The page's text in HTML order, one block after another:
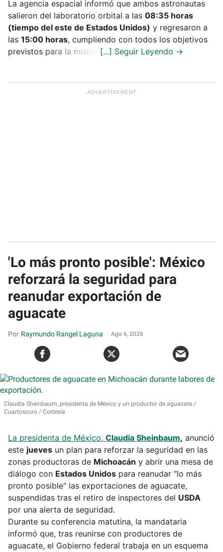
La agencia espacial informó que ambos astronautas
salieron del laboratorio orbital a las 08:35 horas
(tiempo del este de Estados Unidos) y regresaron a
las 15:00 horas, cumpliendo con todos los objetivos
previstos para la misión.
'Lo más pronto posible': México
reforzará la seguridad para
reanudar exportación de
aguacate
Raymundo Rangel Laguna Ago 6, 2026
Claudia Sheinbaum, presidenta de México y un productor de aguacate
Cuartoscuro / Cortesía
La presidenta de México, Claudia Sheinbaum, anunció
este jueves un plan para reforzar la seguridad en las
zonas productoras de Michoacán y abrir una mesa de
diálogo con Estados Unidos para reanudar "lo más
pronto posible" las exportaciones de aguacate,
suspendidas tras el retiro de inspectores del USDA
por una alerta de seguridad.
Durante su conferencia matutina, la mandataria
informó que, tras reunirse con productores de
aguacate, el Gobierno federal trabaja en un esquema